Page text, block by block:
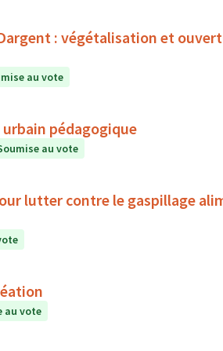
: végétalisation et
au vote
urbain pédagogique
au vote
lutter contre le gaspillage
au vote